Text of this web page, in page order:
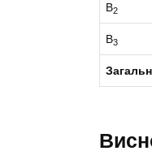
B2
B3